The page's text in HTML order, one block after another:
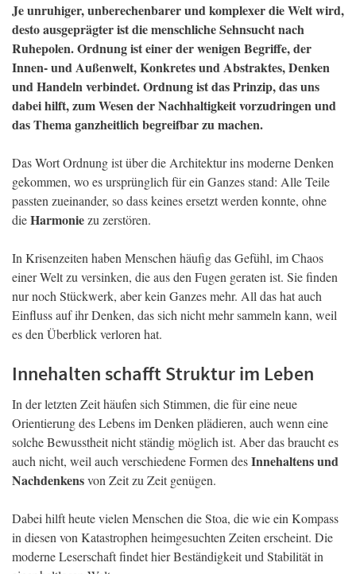
Je unruhiger, unberechenbarer und komplexer die Welt wird,
desto ausgeprägter ist die menschliche Sehnsucht nach
Ruhepolen. Ordnung ist einer der wenigen Begriffe, der
Innen- und Außenwelt, Konkretes und Abstraktes, Denken
und Handeln verbindet. Ordnung ist das Prinzip, das uns
dabei hilft, zum Wesen der Nachhaltigkeit vorzudringen und
das Thema ganzheitlich begreifbar zu machen.
Das Wort Ordnung ist über die Architektur ins moderne Denken
gekommen, wo es ursprünglich für ein Ganzes stand: Alle Teile
passten zueinander, so dass keines ersetzt werden konnte, ohne
dieHarmoniezu zerstören.
In Krisenzeiten haben Menschen häufig das Gefühl, im Chaos
einer Welt zu versinken, die aus den Fugen geraten ist. Sie finden
nur noch Stückwerk, aber kein Ganzes mehr. All das hat auch
Einfluss auf ihr Denken, das sich nicht mehr sammeln kann, weil
es den Überblick verloren hat.
Innehalten schafft Struktur im Leben
In der letzten Zeit häufen sich Stimmen, die für eine neue
Orientierung des Lebens im Denken plädieren, auch wenn eine
solche Bewusstheit nicht ständig möglich ist. Aber das braucht es
auch nicht, weil auch verschiedene Formen desInnehaltens und
Nachdenkensvon Zeit zu Zeit genügen.
Dabei hilft heute vielen Menschen die Stoa, die wie ein Kompass
in diesen von Katastrophen heimgesuchten Zeiten erscheint. Die
moderne Leserschaft findet hier Beständigkeit und Stabilität in